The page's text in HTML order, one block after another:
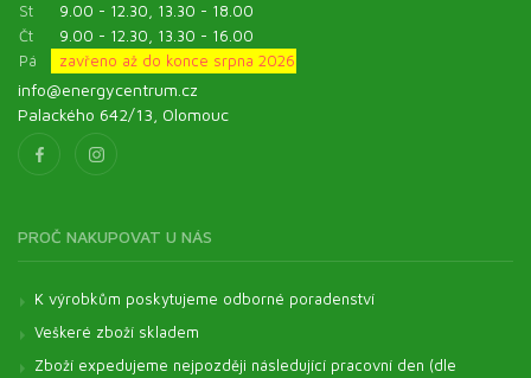
St
9.00 - 12.30, 13.30 - 18.00
Čt
9.00 - 12.30, 13.30 - 16.00
Pá
zavřeno až do konce srpna 2026
info@energycentrum.cz
Palackého 642/13, Olomouc
PROČ NAKUPOVAT U NÁS
K výrobkům poskytujeme odborné poradenství
Veškeré zboží skladem
Zboží expedujeme nejpozději následující pracovní den (dle